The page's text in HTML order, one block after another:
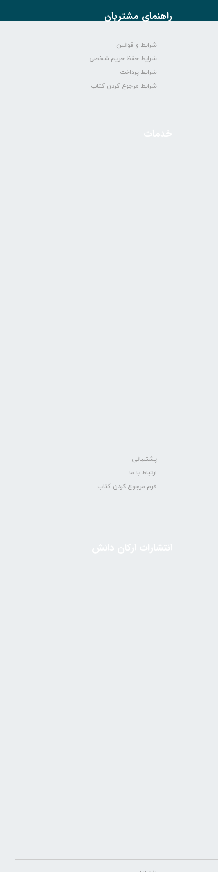
راهنمای مشتریان
شرایط و قوانین
شرایط حفظ حریم شخصی
شرایط پرداخت
شرایط مرجوع کردن کتاب
پشتیبانی
ارتباط با ما
فرم مرجوع کردن کتاب